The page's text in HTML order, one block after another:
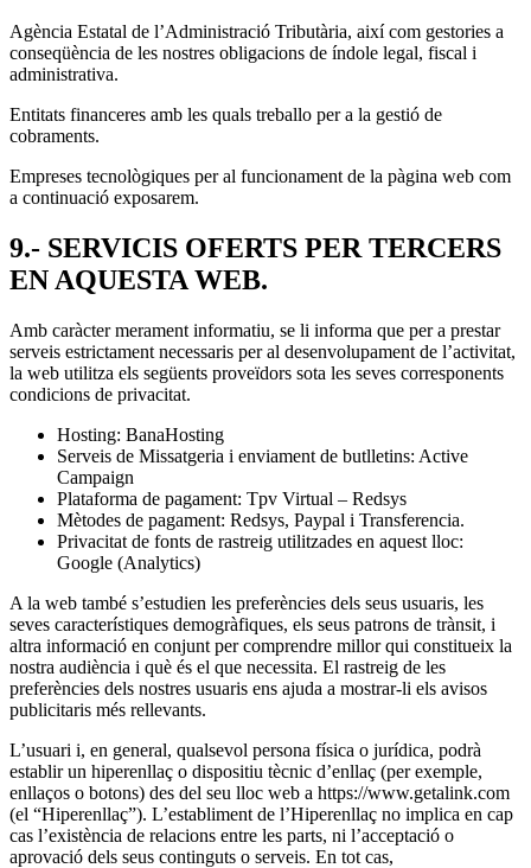
Agència Estatal de l’Administració Tributària, així com gestories a
conseqüència de les nostres obligacions de índole legal, fiscal i
administrativa.
Entitats financeres amb les quals treballo per a la gestió de
cobraments.
Empreses tecnològiques per al funcionament de la pàgina web com
a continuació exposarem.
9.- SERVICIS OFERTS PER TERCERS
EN AQUESTA WEB.
Amb caràcter merament informatiu, se li informa que per a prestar
serveis estrictament necessaris per al desenvolupament de l’activitat,
la web utilitza els següents proveïdors sota les seves corresponents
condicions de privacitat.
Hosting: BanaHosting
Serveis de Missatgeria i enviament de butlletins: Active
Campaign
Plataforma de pagament: Tpv Virtual – Redsys
Mètodes de pagament: Redsys, Paypal i Transferencia.
Privacitat de fonts de rastreig utilitzades en aquest lloc:
Google (Analytics)
A la web també s’estudien les preferències dels seus usuaris, les
seves característiques demogràfiques, els seus patrons de trànsit, i
altra informació en conjunt per comprendre millor qui constitueix la
nostra audiència i què és el que necessita. El rastreig de les
preferències dels nostres usuaris ens ajuda a mostrar-li els avisos
publicitaris més rellevants.
L’usuari i, en general, qualsevol persona física o jurídica, podrà
establir un hiperenllaç o dispositiu tècnic d’enllaç (per exemple,
enllaços o botons) des del seu lloc web a https://www.getalink.com
(el “Hiperenllaç”). L’establiment de l’Hiperenllaç no implica en cap
cas l’existència de relacions entre les parts, ni l’acceptació o
aprovació dels seus continguts o serveis. En tot cas,